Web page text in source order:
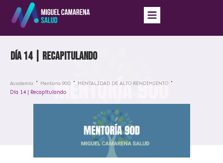
Día 14 | Recapitulando
Academia Mentoría 90D MENTALIDAD DE ALTO RENDIMIENTO
Día 14 | Recapitulando